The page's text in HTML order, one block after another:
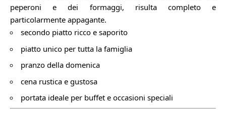
peperoni e dei formaggi, risulta completo e
particolarmente appagante.
secondo piatto ricco e saporito
piatto unico per tutta la famiglia
pranzo della domenica
cena rustica e gustosa
portata ideale per buffet e occasioni speciali